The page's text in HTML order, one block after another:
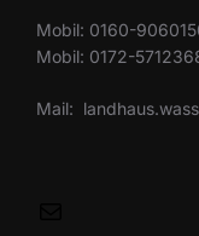
Mobil: 0160-
Mobil: 0172-
Mail: